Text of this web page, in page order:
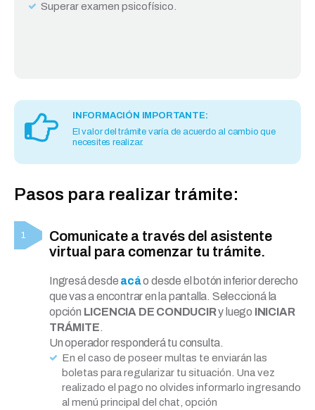
Superar examen psicofísico.
INFORMACIÓN IMPORTANTE:
El valor del trámite varía de acuerdo al cambio que
necesites realizar.
Pasos para realizar trámite:
Comunicate a través del asistente
virtual para comenzar tu trámite.
Ingresá desde acáo desde el botón inferior derecho
que vas a encontrar en la pantalla. Seleccioná la
opción LICENCIA DE CONDUCIRy luego INICIAR
TRÁMITE.
Un operador responderá tu consulta.
En el caso de poseer multas te enviarán las
boletas para regularizar tu situación. Una vez
realizado el pago no olvides informarlo ingresando
al menú principal del chat, opción